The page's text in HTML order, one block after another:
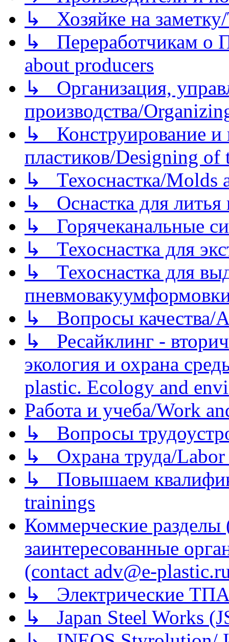
↳ Хозяйке на
↳ Переработчикам о
about producers
↳ Организация,
производства/
↳ Конструирование и
пластиков/Designing of
↳ Техоснастка/Molds
↳ Оснастка для литья
↳ Горячеканальные
↳ Техоснастка для
↳ Техоснастка для
↳ Вопросы качества/
↳ Ресайклинг -
экология и охрана
plastic. Ecology and
Работа и учеба/Work
↳ Вопросы
↳ Охрана труда/Labor
↳ Повышаем
trainings
Коммерческие
заинтересованные
(contact adv@e-
↳ Электрические
↳ Japan Steel Works